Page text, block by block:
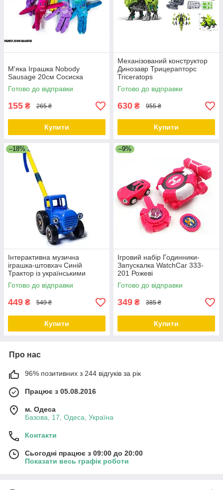
М'яка Іграшка Nobody
Sausage 20см Сосиска
Готово до відправки
155 ₴ 265 ₴
Купити
Механізований конструктор
Динозавр Трицерапторс
Triceratops
Готово до відправки
630 ₴ 955 ₴
Купити
–18%
Інтерактивна музична
іграшка-штовхач Синій
Трактор із українськими
сучасними піснями
Готово до відправки
449 ₴ 549 ₴
Купити
–9%
Ігровий набір Годинники-
Запускалка WatchCar 333-
201 Рожеві
Готово до відправки
349 ₴ 385 ₴
Купити
Про нас
96% позитивних з 244 відгуків за рік
Працює з 05.08.2016
м. Одеса
Базова, 17, Одеса, Україна
Контакти
Сьогодні працює з 09:00 до 20:00
Показати весь графік роботи